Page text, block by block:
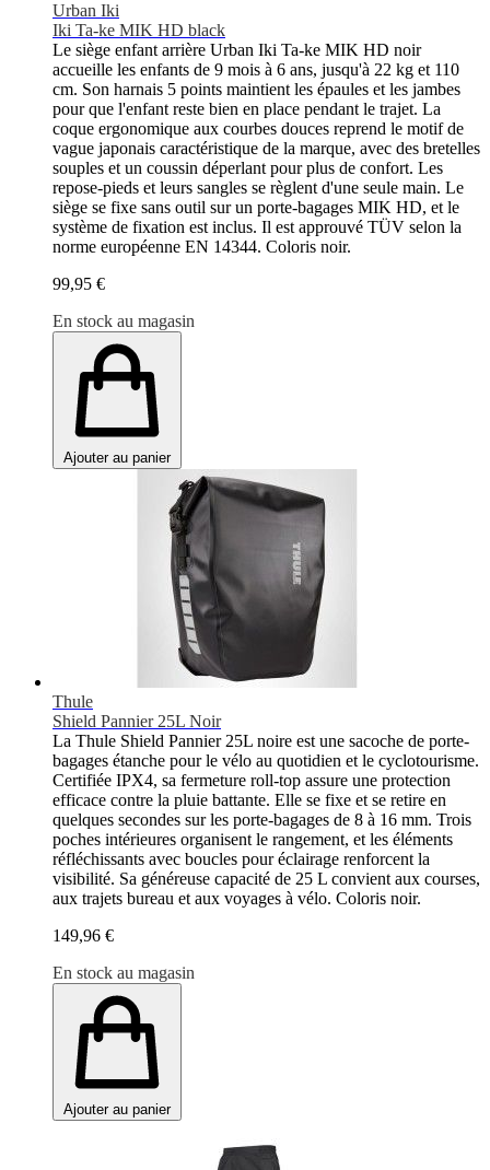
Urban Iki
Iki Ta-ke MIK HD black
Le siège enfant arrière Urban Iki Ta-ke MIK HD noir
accueille les enfants de 9 mois à 6 ans, jusqu'à 22 kg et 110
cm. Son harnais 5 points maintient les épaules et les jambes
pour que l'enfant reste bien en place pendant le trajet. La
coque ergonomique aux courbes douces reprend le motif de
vague japonais caractéristique de la marque, avec des bretelles
souples et un coussin déperlant pour plus de confort. Les
repose-pieds et leurs sangles se règlent d'une seule main. Le
siège se fixe sans outil sur un porte-bagages MIK HD, et le
système de fixation est inclus. Il est approuvé TÜV selon la
norme européenne EN 14344. Coloris noir.
99,95 €
En stock au magasin
Ajouter au panier
Thule
Shield Pannier 25L Noir
La Thule Shield Pannier 25L noire est une sacoche de porte-
bagages étanche pour le vélo au quotidien et le cyclotourisme.
Certifiée IPX4, sa fermeture roll-top assure une protection
efficace contre la pluie battante. Elle se fixe et se retire en
quelques secondes sur les porte-bagages de 8 à 16 mm. Trois
poches intérieures organisent le rangement, et les éléments
réfléchissants avec boucles pour éclairage renforcent la
visibilité. Sa généreuse capacité de 25 L convient aux courses,
aux trajets bureau et aux voyages à vélo. Coloris noir.
149,96 €
En stock au magasin
Ajouter au panier